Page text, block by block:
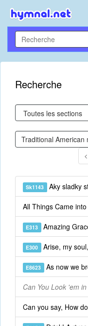
Recherche
Sk1143 Aky sladky
All Things Came
E313 Amazing
E300 Arise, my
E8623 As now we
Can You Look 'em
Can you say, How